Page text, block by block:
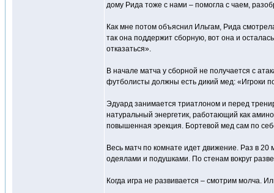
дому Рида тоже с нами – помогла с чаем,
Как мне потом объяснил Ильгам, Рида
так она поддержит сборную, вот она и
отказаться».
В начале матча у сборной не получается с
футболисты должны есть дикий мед: «Игроки
Эдуард занимается триатлоном и перед
натуральный энергетик, работающий как
повышенная эрекция. Бортевой мед сам по
Весь матч по комнате идет движение. Раз в
одеялами и подушками. По стенам вокруг
Когда игра не развивается – смотрим молча.